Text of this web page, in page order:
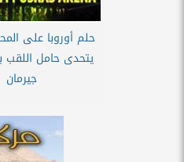
حلم أوروبا على
يتحدى حامل
جيرمان